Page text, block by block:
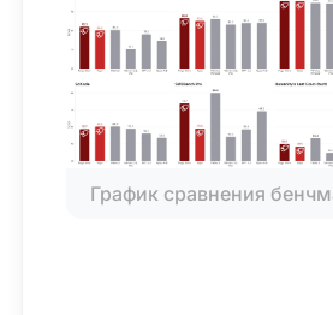
График сравнения